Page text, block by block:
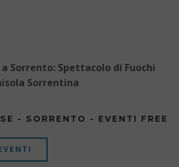
Sorrento: Spettacolo di Fuochi
Sorrentina
- SORRENTO - EVENTI FREE